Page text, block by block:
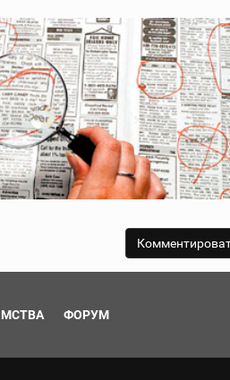
ФОРУМ